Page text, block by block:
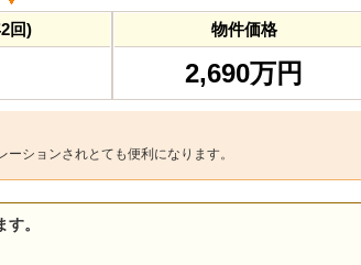
回) 物件価格
2,690万円
ションされとても便利になります。
。